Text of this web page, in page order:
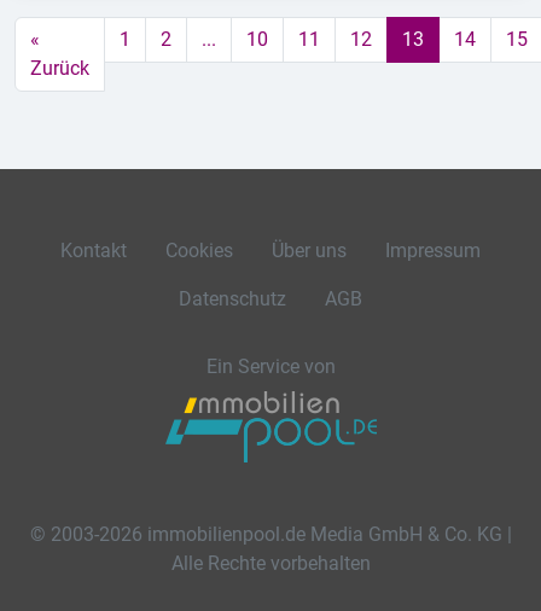
«
Zurück
1 2 ... 10 11 12 13 14 15
Kontakt Cookies Über uns Impressum
Datenschutz AGB
Ein Service von
© 2003-2026 immobilienpool.de Media GmbH & Co. KG |
Alle Rechte vorbehalten